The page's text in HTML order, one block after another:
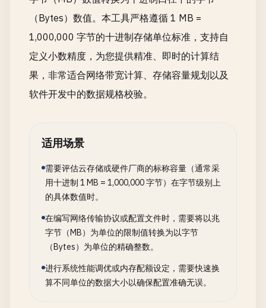
（Bytes）数值。本工具严格遵循 1 MB =
1,000,000 字节的十进制存储单位标准，支持自
定义小数精度，为您提供精准、即时的计算结
果，非常适合网络带宽计算、存储容量规划以及
软件开发中的数据规格校验。
适用场景
需要评估云存储或硬件厂商的标称容量（通常采
用十进制 1 MB = 1,000,000 字节）在字节级别上
的具体数值时。
在编写网络传输协议或配置文件时，需要将以兆
字节（MB）为单位的限制值转换为以字节
（Bytes）为单位的精确整数。
进行系统性能调优或内存配额设定，需要快速换
算不同单位的数据大小以确保配置准确无误。